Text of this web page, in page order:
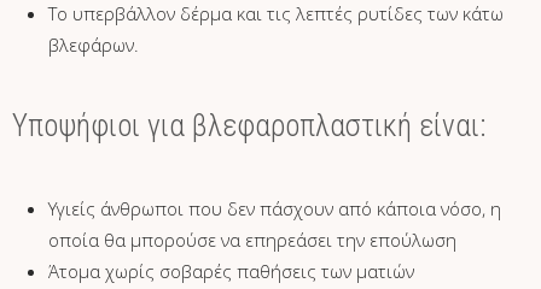
Το υπερβάλλον δέρμα και τις λεπτές ρυτίδες των κάτω
βλεφάρων.
Υποψήφιοι για βλεφαροπλαστική είναι:
Υγιείς άνθρωποι που δεν πάσχουν από κάποια νόσο, η
οποία θα μπορούσε να επηρεάσει την επούλωση
Άτομα χωρίς σοβαρές παθήσεις των ματιών